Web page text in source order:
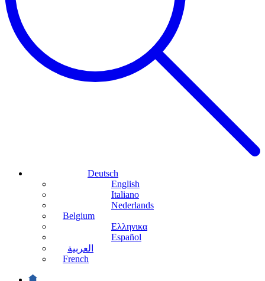
Deutsch
English
Italiano
Nederlands
Belgium
Ελληνικα
Español
العربية
French